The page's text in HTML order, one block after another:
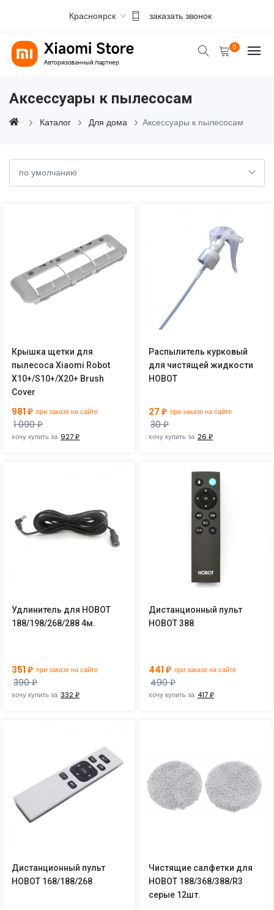
Красноярск заказать звонок
0
Аксессуары к пылесосам
Каталог Для дома Аксессуары к пылесосам
Крышка щетки для
пылесоса Xiaomi Robot
X10+/S10+/X20+ Brush
Cover
981 ₽ при заказе на сайте
1 090 ₽
хочу купить за 927 ₽
Распылитель курковый
для чистящей жидкости
HOBOT
27 ₽ при заказе на сайте
30 ₽
хочу купить за 26 ₽
Удлинитель для HOBOT
188/198/268/288 4м.
351 ₽ при заказе на сайте
390 ₽
хочу купить за 332 ₽
Дистанционный пульт
HOBOT 388
441 ₽ при заказе на сайте
490 ₽
хочу купить за 417 ₽
Дистанционный пульт
HOBOT 168/188/268
Чистящие салфетки для
HOBOT 188/368/388/R3
серые 12шт.